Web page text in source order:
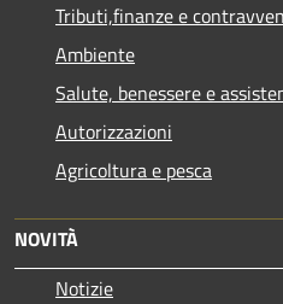
Tributi,finanze e
Ambiente
Salute, benessere e
Autorizzazioni
Agricoltura e pesca
NOVITÀ
Notizie